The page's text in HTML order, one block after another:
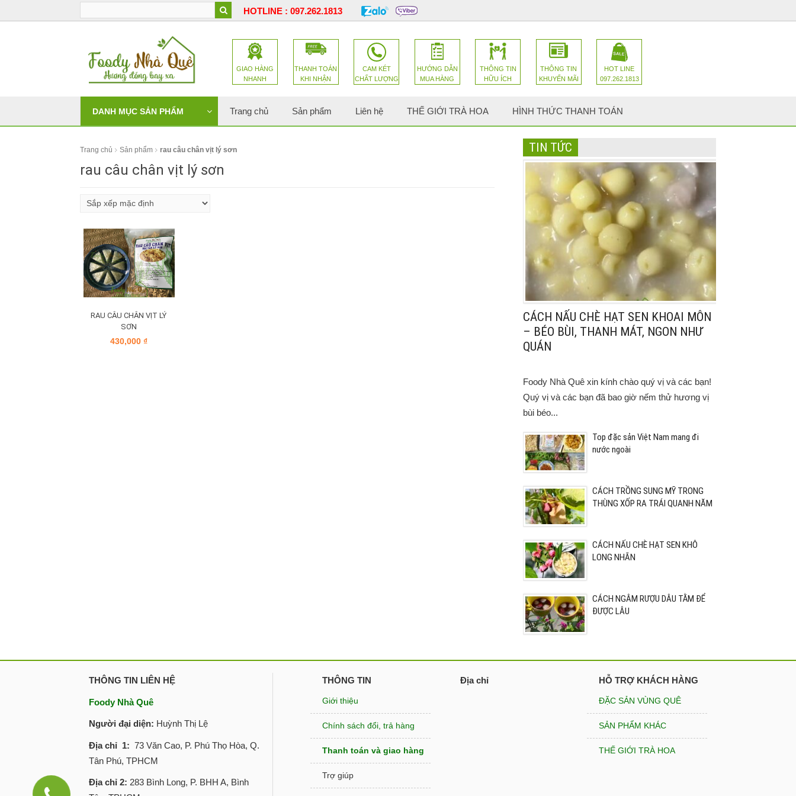
HOTLINE : 097.262.1813
GIAO HÀNG
NHANH
THANH TOÁN
KHI NHẬN
CAM KÉT
CHẤT LƯỢNG
HƯỚNG DẪN
MUA HÀNG
THÔNG TIN
HỮU ÍCH
THÔNG TIN
KHUYẾN MÃI
HOT LINE
097.262.1813
DANH MỤC SẢN PHẨM Trang chủ Sản phẩm Liên hệ THẾ GIỚI TRÀ HOA HÌNH THỨC THANH TOÁN
Trang chủ Sản phẩm rau câu chân vịt lý sơn
rau câu chân vịt lý sơn
RAU CÂU CHÂN VỊT LÝ
SƠN
430,000 ₫
TIN TỨC
CÁCH NẤU CHÈ HẠT SEN KHOAI MÔN
– BÉO BÙI, THANH MÁT, NGON NHƯ
QUÁN
Foody Nhà Quê xin kính chào quý vị và các bạn!
Quý vị và các bạn đã bao giờ nếm thử hương vị
bùi béo...
Top đặc sản Việt Nam mang đi
nước ngoài
CÁCH TRỒNG SUNG MỸ TRONG
THÙNG XỐP RA TRÁI QUANH NĂM
CÁCH NẤU CHÈ HẠT SEN KHÔ
LONG NHÃN
CÁCH NGÂM RƯỢU DÂU TẰM ĐỂ
ĐƯỢC LÂU
THÔNG TIN LIÊN HỆ
Foody Nhà Quê
Người đại diện: Huỳnh Thị Lệ
Địa chỉ 1: 73 Văn Cao, P. Phú Thọ Hòa, Q.
Tân Phú, TPHCM
Địa chỉ 2: 283 Bình Long, P. BHH A, Bình
THÔNG TIN
Giới thiệu
Chính sách đổi, trả hàng
Thanh toán và giao hàng
Trợ giúp
Địa chỉ HỖ TRỢ KHÁCH HÀNG
ĐẶC SẢN VÙNG QUÊ
SẢN PHẨM KHÁC
THẾ GIỚI TRÀ HOA